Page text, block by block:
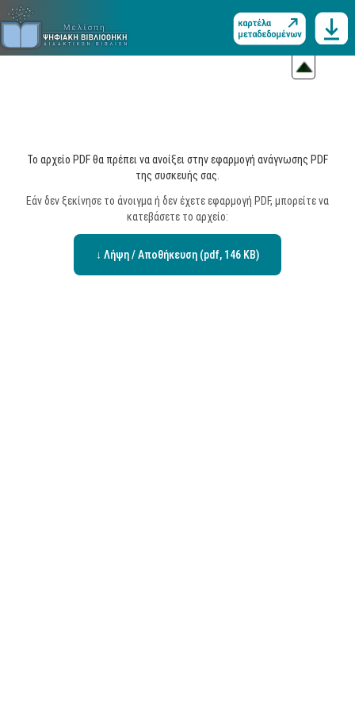
Το αρχείο PDF θα πρέπει να ανοίξει στην εφαρμογή ανάγνωσης PDF
της συσκευής σας.
Εάν δεν ξεκίνησε το άνοιγμα ή δεν έχετε εφαρμογή PDF, μπορείτε να
κατεβάσετε το αρχείο:
↓ Λήψη / Αποθήκευση (pdf, 146 KB)